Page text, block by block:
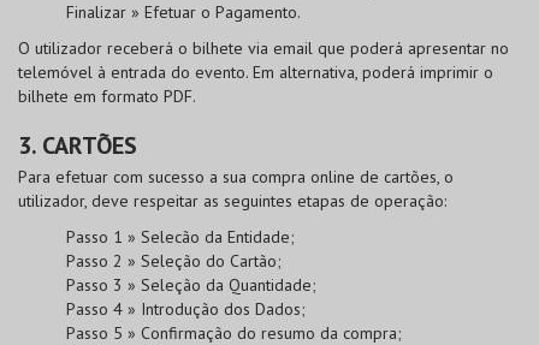
Finalizar » Efetuar o Pagamento.
O utilizador receberá o bilhete via email que poderá apresentar no
telemóvel à entrada do evento. Em alternativa, poderá imprimir o
bilhete em formato PDF.
3. CARTÕES
Para efetuar com sucesso a sua compra online de cartões, o
utilizador, deve respeitar as seguintes etapas de operação:
Passo 1 » Selecão da Entidade;
Passo 2 » Seleção do Cartão;
Passo 3 » Seleção da Quantidade;
Passo 4 » Introdução dos Dados;
Passo 5 » Confirmação do resumo da compra;